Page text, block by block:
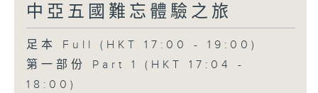
中亞五國難忘體驗之旅
足本 Full (HKT 17:00 - 19:00)
第一部份 Part 1 (HKT 17:04 -
18:00)